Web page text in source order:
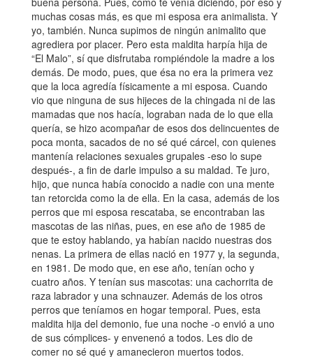
muchas cosas más, es que mi esposa era animalista. Y
yo, también. Nunca supimos de ningún animalito que
agrediera por placer. Pero esta maldita harpía hija de
“El Malo”, sí que disfrutaba rompiéndole la madre a los
demás. De modo, pues, que ésa no era la primera vez
que la loca agredía físicamente a mi esposa. Cuando
vio que ninguna de sus hijeces de la chingada ni de las
mamadas que nos hacía, lograban nada de lo que ella
quería, se hizo acompañar de esos dos delincuentes de
poca monta, sacados de no sé qué cárcel, con quienes
mantenía relaciones sexuales grupales -eso lo supe
después-, a fin de darle impulso a su maldad. Te juro,
hijo, que nunca había conocido a nadie con una mente
tan retorcida como la de ella. En la casa, además de los
perros que mi esposa rescataba, se encontraban las
mascotas de las niñas, pues, en ese año de 1985 de
que te estoy hablando, ya habían nacido nuestras dos
nenas. La primera de ellas nació en 1977 y, la segunda,
en 1981. De modo que, en ese año, tenían ocho y
cuatro años. Y tenían sus mascotas: una cachorrita de
raza labrador y una schnauzer. Además de los otros
perros que teníamos en hogar temporal. Pues, esta
maldita hija del demonio, fue una noche -o envió a uno
de sus cómplices- y envenenó a todos. Les dio de
comer no sé qué y amanecieron muertos todos.